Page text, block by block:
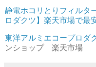
静電ホコリとりフィルタ
ロダクツ】楽天市場で最
東洋アルミエコープロダ
ンショップ 楽天市場